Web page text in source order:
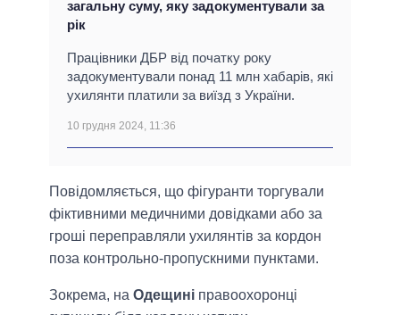
загальну суму, яку задокументували за
рік
Працівники ДБР від початку року
задокументували понад 11 млн хабарів, які
ухилянти платили за виїзд з України.
10 грудня 2024, 11:36
Повідомляється, що фігуранти торгували
фіктивними медичними довідками або за
гроші переправляли ухилянтів за кордон
поза контрольно-пропускними пунктами.
Зокрема, на Одещині правоохоронці